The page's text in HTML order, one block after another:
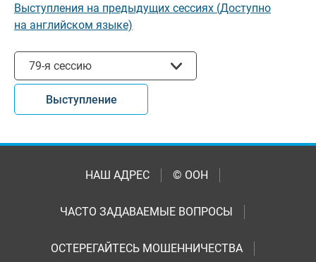
Выступления на предыдущих сессиях (Доступно
на английском языке)
79-я сессию
Выступление
НАШ АДРЕС © ООН
ЧАСТО ЗАДАВАЕМЫЕ ВОПРОСЫ
ОСТЕРЕГАЙТЕСЬ МОШЕННИЧЕСТВА